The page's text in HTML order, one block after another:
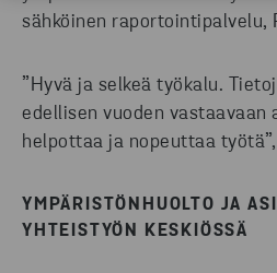
sähköinen raportointipalvelu,
”Hyvä ja selkeä työkalu.
edellisen vuoden vastaavaan
helpottaa ja nopeuttaa
YMPÄRISTÖNHUOLTO JA
YHTEISTYÖN KESKIÖSSÄ